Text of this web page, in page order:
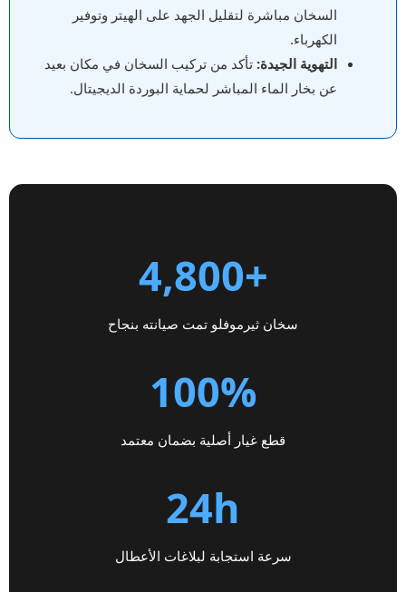
السخان مباشرة لتقليل الجهد على الهيتر وتوفير
الكهرباء.
التهوية الجيدة: تأكد من تركيب السخان في مكان بعيد
عن بخار الماء المباشر لحماية البوردة الديجيتال.
+4,800
سخان ثيرموفلو تمت صيانته بنجاح
100%
قطع غيار أصلية بضمان معتمد
24h
سرعة استجابة لبلاغات الأعطال